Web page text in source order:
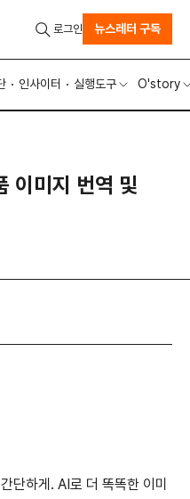
인사이터 실행도구 O'story
로그인 뉴스레터 구독
이미지 번역 및
단하게. AI로 더 똑똑한 이미